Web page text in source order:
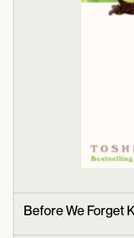
Before We Forget